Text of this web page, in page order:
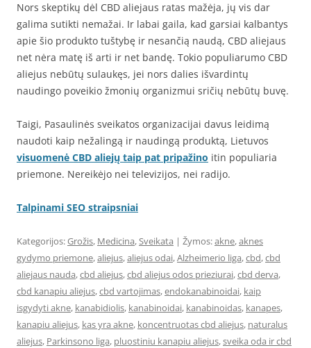
Nors skeptikų dėl CBD aliejaus ratas mažėja, jų vis dar
galima sutikti nemažai. Ir labai gaila, kad garsiai kalbantys
apie šio produkto tuštybę ir nesančią naudą, CBD aliejaus
net nėra matę iš arti ir net bandę. Tokio populiarumo CBD
aliejus nebūtų sulaukęs, jei nors dalies išvardintų
naudingo poveikio žmonių organizmui sričių nebūtų buvę.
Taigi, Pasaulinės sveikatos organizacijai davus leidimą
naudoti kaip nežalingą ir naudingą produktą, Lietuvos
visuomenė CBD aliejų taip pat pripažino itin populiaria
priemone. Nereikėjo nei televizijos, nei radijo.
Talpinami SEO straipsniai
Kategorijos:Grožis, Medicina,Sveikata | Žymos:akne,aknes
gydymo priemone,aliejus,aliejus odai,Alzheimerio liga,cbd,cbd
aliejaus nauda,cbd aliejus,cbd aliejus odos prieziurai,cbd derva,
cbd kanapiu aliejus,cbd vartojimas,endokanabinoidai, kaip
isgydyti akne, kanabidiolis, kanabinoidai, kanabinoidas, kanapes,
kanapiu aliejus, kas yra akne, koncentruotas cbd aliejus, naturalus
aliejus, Parkinsono liga, pluostiniu kanapiu aliejus,sveika oda ir cbd